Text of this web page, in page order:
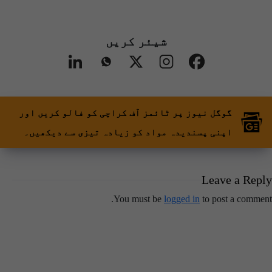
شیئر کریں
گوگل نیوز پر ٹائمز آف کراچی کو فالو کریں اور
اپنی پسندیدہ مواد کو زیادہ تیزی سے دیکھیں۔
Leave a Reply
You must be logged in to post a comment.